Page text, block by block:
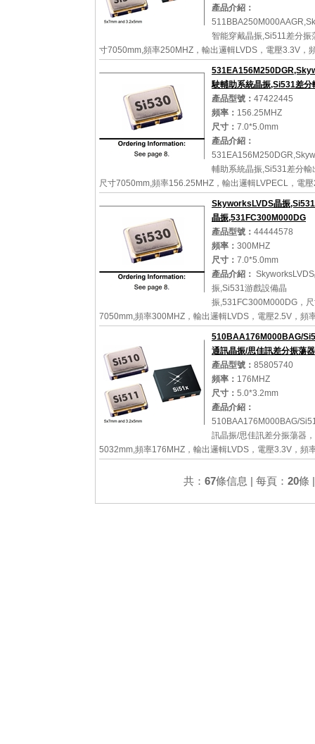
思佳訊差分晶振，5032mm差分晶振，六腳有源晶振，...
詳細參數 查看大圖
產品介紹：
智能穿戴晶振,Si511差分振
寸7050mm,頻率250MHZ，輸出邏輯LVDS，電壓3.3V，
器，六腳差分晶振，OSC差分晶振，250M...
詳細參數 查看大圖
駛輔助系統晶振,Si531差分
產品型號： 47422445
頻率： 156.25MHZ
尺寸： 7.0*5.0mm
產品介紹：
輔助系統晶振,Si531差分輸
尺寸7050mm,頻率156.25MHZ，輸出邏輯LVPECL，電
率穩定性50ppm，思佳訊差分晶振，Skyworks時鐘振蕩
口晶振，156.25MHZ差分晶振，705...
詳細參數 查看大圖
SkyworksLVDS晶振
晶振,531FC300M000DG
產品型號： 44444578
頻率： 300MHZ
尺寸： 7.0*5.0mm
產品介紹：
振,Si531游戲設備晶
振,531FC300M000DG，
7050mm,頻率300MHZ，輸出邏輯LVDS，電壓2.5V，頻
LVDS輸出晶振，OSC差分晶振，有源差分晶振...
詳細參數 查看大圖
510BAA176M000BAG/
通訊晶振/思佳訊差分振蕩
產品型號： 85805740
頻率： 176MHZ
尺寸： 5.0*3.2mm
產品介紹：
510BAA176M000BAG/
訊晶振/思佳訊差分振蕩器
5032mm,頻率176MHZ，輸出邏輯LVDS，電壓3.3V，頻
OSC差分晶振，5032mm差分晶振，六腳差分...
共： 67條信息 | 每頁： 20條